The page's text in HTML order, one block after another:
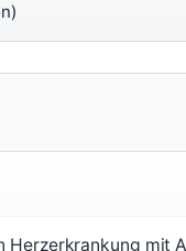
Herzerkrankung mit